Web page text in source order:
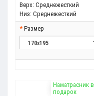
Верх: Среднежесткий
Низ: Среднежесткий
Размер
Наматрасник в
подарок